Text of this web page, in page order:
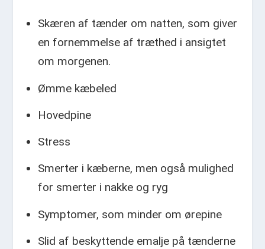
Skæren af tænder om natten, som giver
en fornemmelse af træthed i ansigtet
om morgenen.
Ømme kæbeled
Hovedpine
Stress
Smerter i kæberne, men også mulighed
for smerter i nakke og ryg
Symptomer, som minder om ørepine
Slid af beskyttende emalje på tænderne